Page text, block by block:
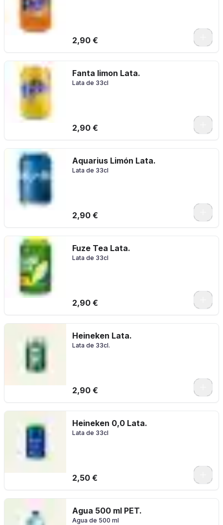
2,90 €
Fanta limon Lata.
Lata de 33cl
2,90 €
Aquarius Limón Lata.
Lata de 33cl
2,90 €
Fuze Tea Lata.
Lata de 33cl
2,90 €
Heineken Lata.
Lata de 33cl.
2,90 €
Heineken 0,0 Lata.
Lata de 33cl
2,50 €
Agua 500 ml PET.
Agua de 500 ml